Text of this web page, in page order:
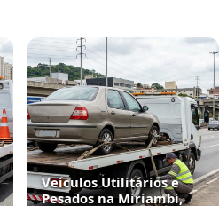
Veículos Utilitários e
Pesados na Miriambi,